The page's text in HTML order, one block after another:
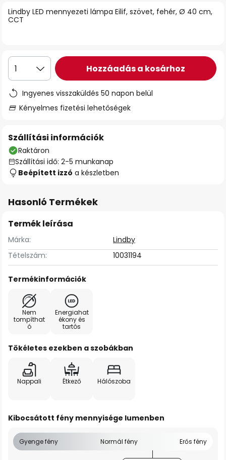
Lindby LED mennyezeti lámpa Eilif, szövet, fehér, Ø 40 cm,
CCT
1 Hozzáadás a kosárhoz
Ingyenes visszaküldés 50 napon belül
Kényelmes fizetési lehetőségek
Szállítási információk
Raktáron
Szállítási idő: 2-5 munkanap
Beépített izzó a készletben
Hasonló Termékek
Termék leírása
Márka:
Lindby
Tételszám:
10031194
Termékinformációk
Nem
tompíthat
ó
Energiahat
ékony és
tartós
Tökéletes ezekben a szobákban
Nappali Étkező Hálószoba
Kibocsátott fény mennyisége lumenben
Gyenge fény Normál fény Erős fény